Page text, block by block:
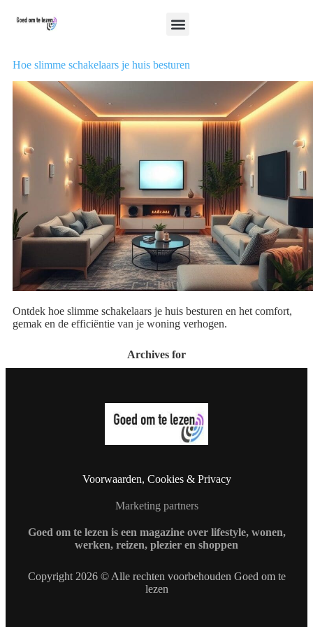
Hoe slimme schakelaars je huis besturen
Ontdek hoe slimme schakelaars je huis besturen en het comfort,
gemak en de efficiëntie van je woning verhogen.
Archives for
Voorwaarden, Cookies & Privacy
Marketing partners
Goed om te lezen is een magazine over lifestyle, wonen,
werken, reizen, plezier en shoppen
Copyright 2026 © Alle rechten voorbehouden Goed om te
lezen